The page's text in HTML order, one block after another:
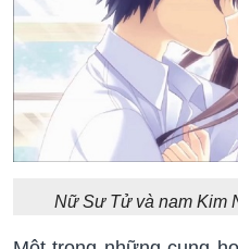
Nữ Sư Tử và nam Kim